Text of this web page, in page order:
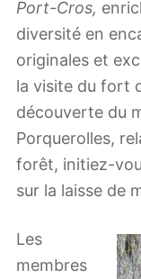
Port-Cros,
diversité en
originales et
la visite du fort
découverte du
Porquerolles,
forêt, initiez-
sur la laisse de
Les
membres